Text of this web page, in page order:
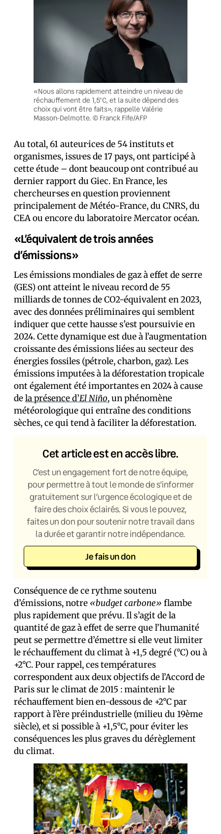
«Nous allons rapidement atteindre un niveau de
réchauffement de 1,5°C, et la suite dépend des
choix qui vont être faits», rappelle Valérie
Masson-Delmotte. © Franck Fife/AFP
Au total, 61 auteur·ices de 54 instituts et
organismes, issu·es de 17 pays, ont participé à
cette étude – dont beaucoup ont contribué au
dernier rapport du Giec. En France, les
chercheur·ses en question proviennent
principalement de Météo-France, du CNRS, du
CEA ou encore du laboratoire Mercator océan.
«L’équivalent de trois années
d’émissions»
Les émissions mondiales de gaz à effet de serre
(GES) ont atteint le niveau record de 55
milliards de tonnes de CO2-équivalent en 2023,
avec des données préliminaires qui semblent
indiquer que cette hausse s’est poursuivie en
2024. Cette dynamique est due à l’augmentation
croissante des émissions liées au secteur des
énergies fossiles (pétrole, charbon, gaz). Les
émissions imputées à la déforestation tropicale
ont également été importantes en 2024 à cause
dela présence d’El Niño, un phénomène
météorologique qui entraîne des conditions
sèches, ce qui tend à faciliter la déforestation.
Cet article est en accès libre.
C’est un engagement fort de notre équipe,
pour permettre à tout le monde de s’informer
gratuitement sur l’urgence écologique et de
faire des choix éclairés. Si vous le pouvez,
faites un don pour soutenir notre travail dans
la durée et garantir notre indépendance.
Je fais un don
Conséquence de ce rythme soutenu
d’émissions, notre «budget carbone» flambe
plus rapidement que prévu. Il s’agit de la
quantité de gaz à effet de serre que l’humanité
peut se permettre d’émettre si elle veut limiter
le réchauffement du climat à +1,5 degré (°C) ou à
+2°C. Pour rappel, ces températures
correspondent aux deux objectifs de l’Accord de
Paris sur le climat de 2015 : maintenir le
réchauffement bien en-dessous de +2°C par
rapport à l’ère préindustrielle (milieu du 19ème
siècle), et si possible à +1,5°C, pour éviter les
conséquences les plus graves du dérèglement
du climat.